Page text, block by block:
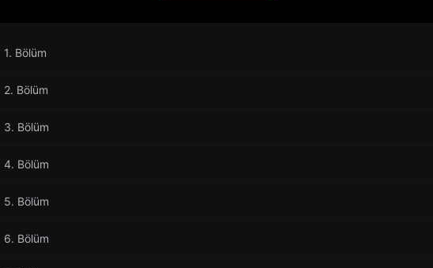
1. Bölüm
2. Bölüm
3. Bölüm
4. Bölüm
5. Bölüm
6. Bölüm